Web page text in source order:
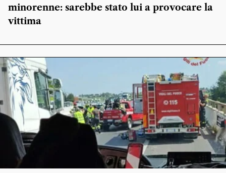
minorenne: sarebbe stato lui a provocare la
vittima